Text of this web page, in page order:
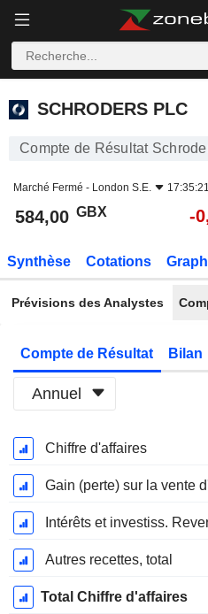
SCHRODERS PLC
SCHRODERS PLC
Compte de Résultat
Marché Fermé - London S.E.
584,00 GBX -
Synthèse Cotations
Prévisions des Analystes
Compte de Résultat Bilan
Annuel
Période
Fiscale:
Décembre
Chiffre d'affaires
Intérêts et investiss.
Autres recettes, total
Total Chiffre d'affaires